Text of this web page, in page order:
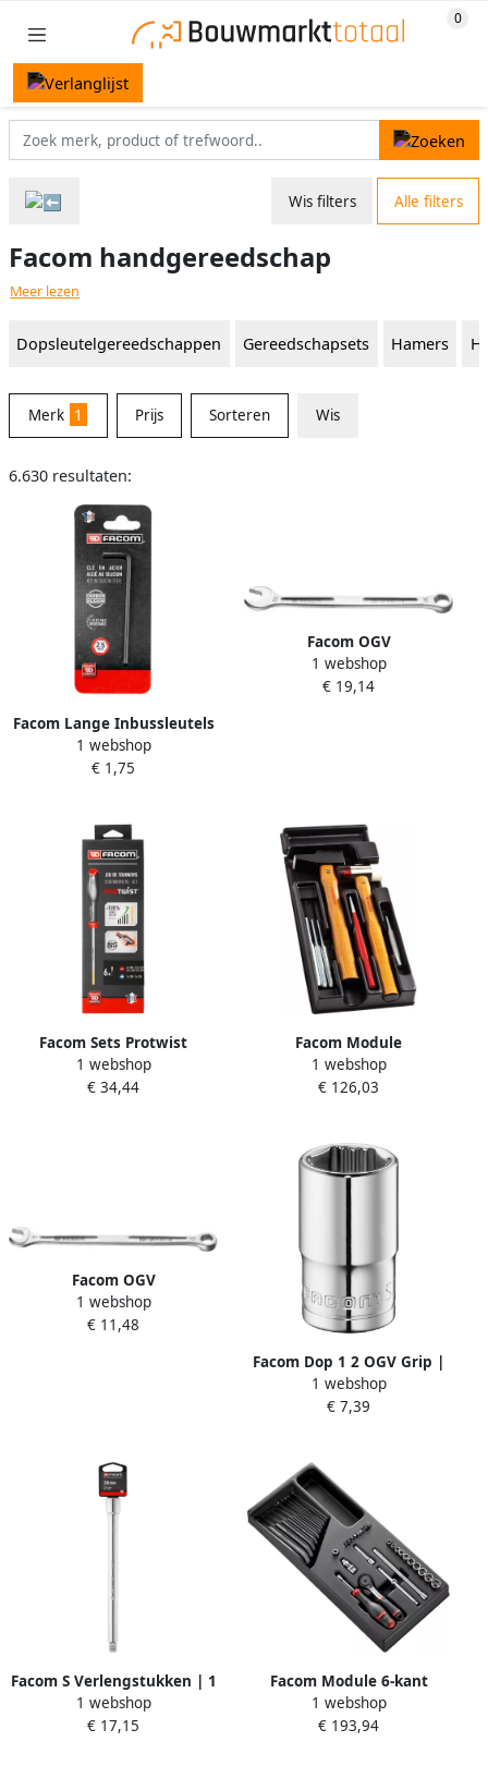
Wis filters Alle filters
Facom handgereedschap
Meer lezen
Dopsleutelgereedschappen Gereedschapsets Hamers
Merk 1 Prijs Sorteren Wis
6.630 resultaten:
Facom Lange Inbussleutels
| 2 5mm 83H.2.5PB
1 webshop
€ 1,75
Facom OGV
Ringsteeksleutel Verzonken
| 18 mm 441.18
1 webshop
€ 19,14
Facom Sets Protwist
Schroevendraaiers | 6-delig
ATD.J6PB
1 webshop
€ 34,44
Facom Module
Slaggereedschap 200H
MOD.MI1PB
1 webshop
€ 126,03
Facom OGV
Ringsteeksleutel Verzonken
| 9 mm 441.9
1 webshop
€ 11,48
Facom Dop 1 2 OGV Grip |
16 mm S.16GRP
1 webshop
€ 7,39
Facom S Verlengstukken | 1
2" S.215PB
1 webshop
€ 17,15
Facom Module 6-kant
Metrische Doppen | 1 4" 36
Stuks R.161B MOD.R161-
1 webshop
€ 193,94